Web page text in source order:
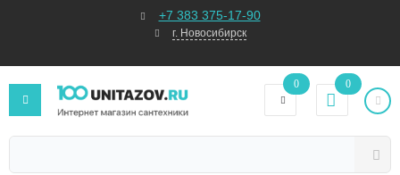
+7 383 375-17-90
г. Новосибирск
0 0